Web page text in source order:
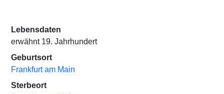
Lebensdaten
erwähnt 19. Jahrhundert
Geburtsort
Frankfurt am Main
Sterbeort